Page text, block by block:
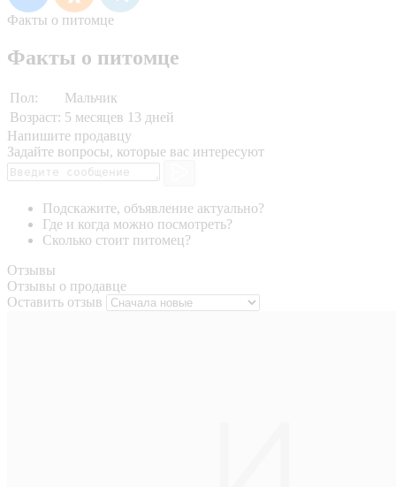
Факты о питомце
Факты о питомце
Пол:
Мальчик
Возраст: 5 месяцев 13 дней
Напишите продавцу
Задайте вопросы, которые вас интересуют
Подскажите, объявление актуально?
Где и когда можно посмотреть?
Сколько стоит питомец?
Отзывы
Отзывы о продавце
Оставить отзыв